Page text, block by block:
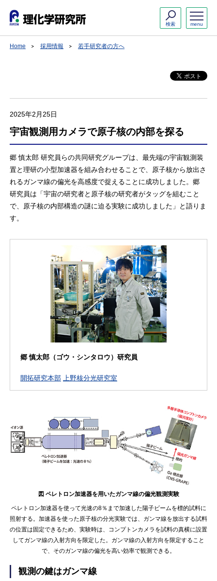
menu
検索
Home 採用情報 若手研究者の方へ
2025年2月25日
宇宙観測用カメラで原子核の内部を探る
郷 慎太郎 研究員らの共同研究グループは、最先端の宇宙観測装
置と理研の小型加速器を組み合わせることで、原子核から放出さ
れるガンマ線の偏光を高感度で捉えることに成功しました。郷
研究員は「宇宙の研究者と原子核の研究者がタッグを組むこと
で、原子核の内部構造の謎に迫る実験に成功しました」と語りま
す。
郷 慎太郎（ゴウ・シンタロウ）研究員
開拓研究本部 上野核分光研究室
図 ペレトロン加速器を用いたガンマ線の偏光観測実験
ペレトロン加速器を使って光速の8％まで加速した陽子ビームを標的試料に
照射する。加速器を使った原子核の分光実験では、ガンマ線を放出する試料
の位置は固定できるため、実験時は、コンプトンカメラを試料の真横に設置
してガンマ線の入射方向を限定した。ガンマ線の入射方向を限定すること
で、そのガンマ線の偏光を高い効率で観測できる。
観測の鍵はガンマ線